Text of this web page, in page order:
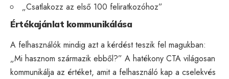
„Csatlakozz az első 100 feliratkozóhoz”
Értékajánlat kommunikálása
A felhasználók mindig azt a kérdést teszik fel magukban:
„Mi hasznom származik ebből?” A hatékony CTA világosan
kommunikálja az értéket, amit a felhasználó kap a cselekvés